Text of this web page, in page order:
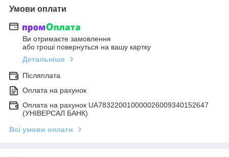
Умови оплати
Ви отримаєте замовлення
або гроші повернуться на вашу картку
Детальніше
Післяплата
Оплата на рахунок
Оплата на рахунок UA783220010000026009340152647
(УНІВЕРСАЛ БАНК)
Всі умови оплати